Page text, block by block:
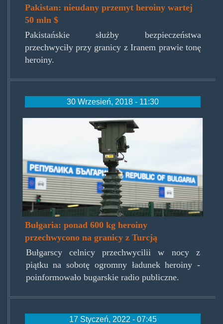
Pakistan: nieudany przemyt heroiny wartej
50 mln $
Pakistańskie służby bezpieczeństwa
przechwyciły przy granicy z Iranem prawie tonę
heroiny.
30 Wrzesień, 2018 - 11:30
bulgariaprzejscie.jpg
Bułgaria: ponad 600 kg heroiny
przechwycono na granicy z Turcją
Bułgarscy celnicy przechwycilii w nocy z
piątku na sobotę ogromny ładunek heroiny -
poinformowało bugarskie radio publiczne.
17 Styczeń, 2022 - 07:45